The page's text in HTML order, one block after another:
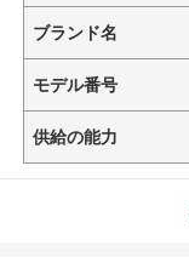
ブランド名
モデル番号
供給の能力